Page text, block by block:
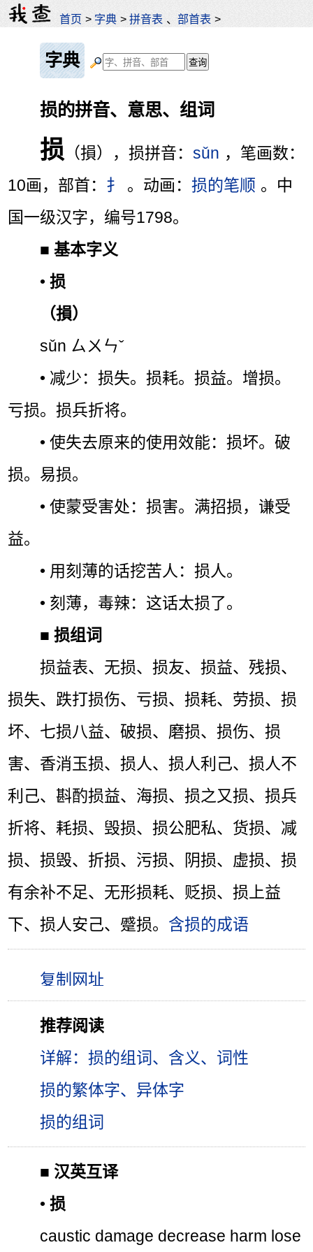
首页 > 字典 >拼音表 、部首表 >
字典
损的拼音、意思、组词
损 （損），损拼音：sǔn ，笔画数：
10画，部首： 扌 。动画：损的笔顺 。中
国一级汉字，编号1798。
■基本字义
•损
（損）
sǔn ㄙㄨㄣˇ
• 减少：损失。损耗。损益。增损。
亏损。损兵折将。
• 使失去原来的使用效能：损坏。破
损。易损。
• 使蒙受害处：损害。满招损，谦受
益。
• 用刻薄的话挖苦人：损人。
• 刻薄，毒辣：这话太损了。
■损组词
损益表、无损、损友、损益、残损、
损失、跌打损伤、亏损、损耗、劳损、损
坏、七损八益、破损、磨损、损伤、损
害、香消玉损、损人、损人利己、损人不
利己、斟酌损益、海损、损之又损、损兵
折将、耗损、毁损、损公肥私、货损、减
损、损毁、折损、污损、阴损、虚损、损
有余补不足、无形损耗、贬损、损上益
下、损人安己、蹙损。 含损的成语
推荐阅读
详解：损的组词、含义、词性
损的繁体字、异体字
损的组词
■ 汉英互译
•损
caustic damage decrease harm lose